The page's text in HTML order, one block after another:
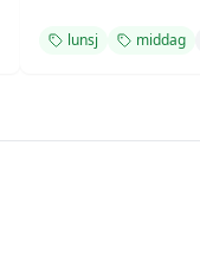
lunsj middag